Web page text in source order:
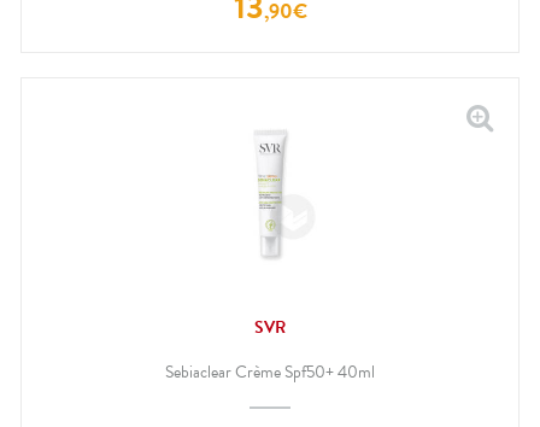
,90€
SVR
Sebiaclear Crème Spf50+ 40ml